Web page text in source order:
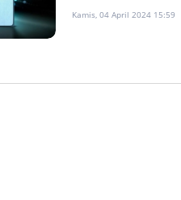
Kamis, 04 April 2024 15:59